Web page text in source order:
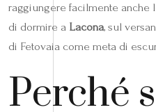
raggiungere facilmente anche
di dormire a Lacona, sul
di Fetovaia come meta di
Perché